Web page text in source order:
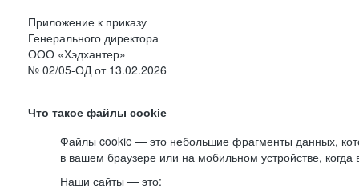
Приложение к приказу
Генерального директора
ООО «Хэдхантер»
№ 02/05-ОД от 13.02.2026
Что такое файлы cookie
Файлы cookie — это небольшие фрагменты данных,
в вашем браузере или на мобильном устройстве,
Наши сайты — это: